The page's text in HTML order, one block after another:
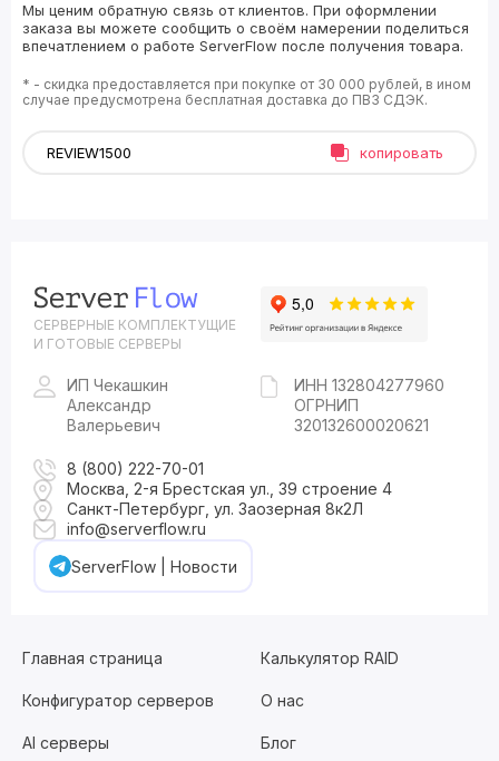
Мы ценим обратную связь от клиентов. При оформлении
заказа вы можете сообщить о своём намерении поделиться
впечатлением о работе ServerFlow после получения товара.
* - скидка предоставляется при покупке от 30 000 рублей, в ином
случае предусмотрена бесплатная доставка до ПВЗ СДЭК.
копировать
СЕРВЕРНЫЕ КОМПЛЕКТУЩИЕ
И ГОТОВЫЕ СЕРВЕРЫ
ИП Чекашкин
Александр
Валерьевич
ИНН 132804277960
ОГРНИП
320132600020621
8 (800) 222-70-01
Москва, 2-я Брестская ул., 39 строение 4
Санкт-Петербург, ул. Заозерная 8к2Л
info@serverflow.ru
ServerFlow | Новости
Главная страница Калькулятор RAID
Конфигуратор серверов О нас
AI серверы Блог